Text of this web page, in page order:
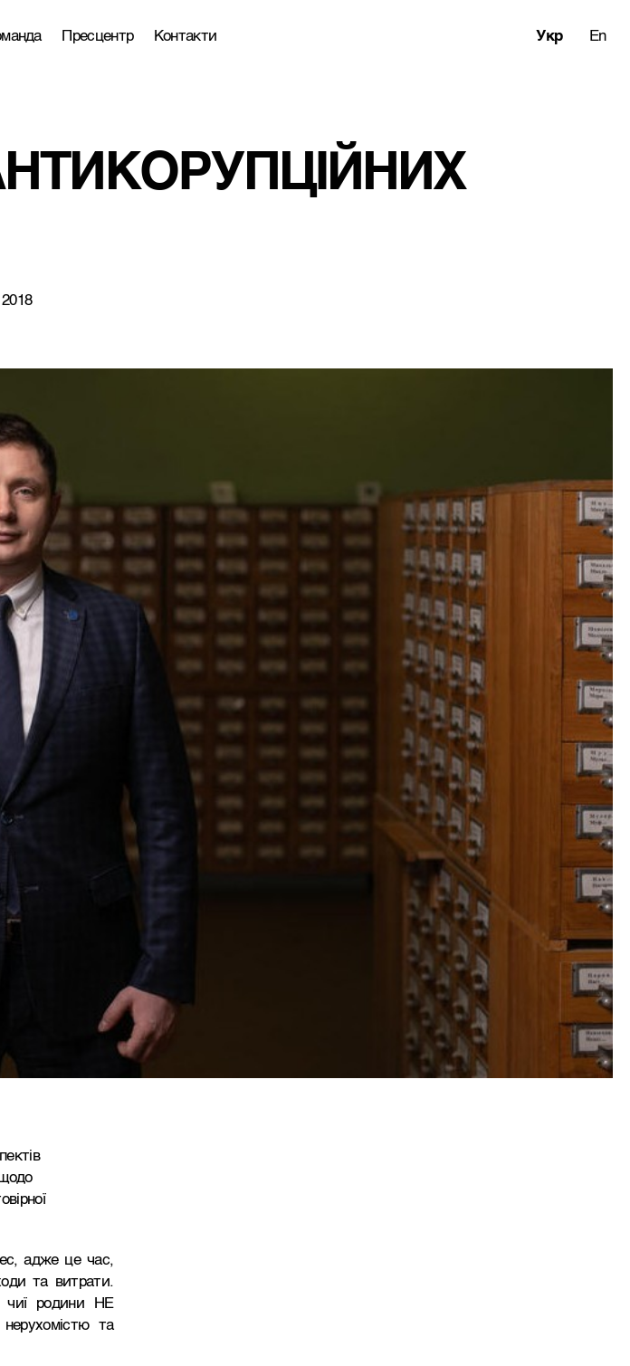
Укр En
Пресцентр Контакти
адже це час,
та витрати.
чиї родини НЕ
та